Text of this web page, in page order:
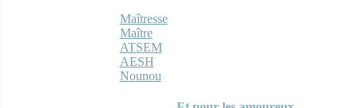
Maîtresse
Maître
ATSEM
AESH
Nounou